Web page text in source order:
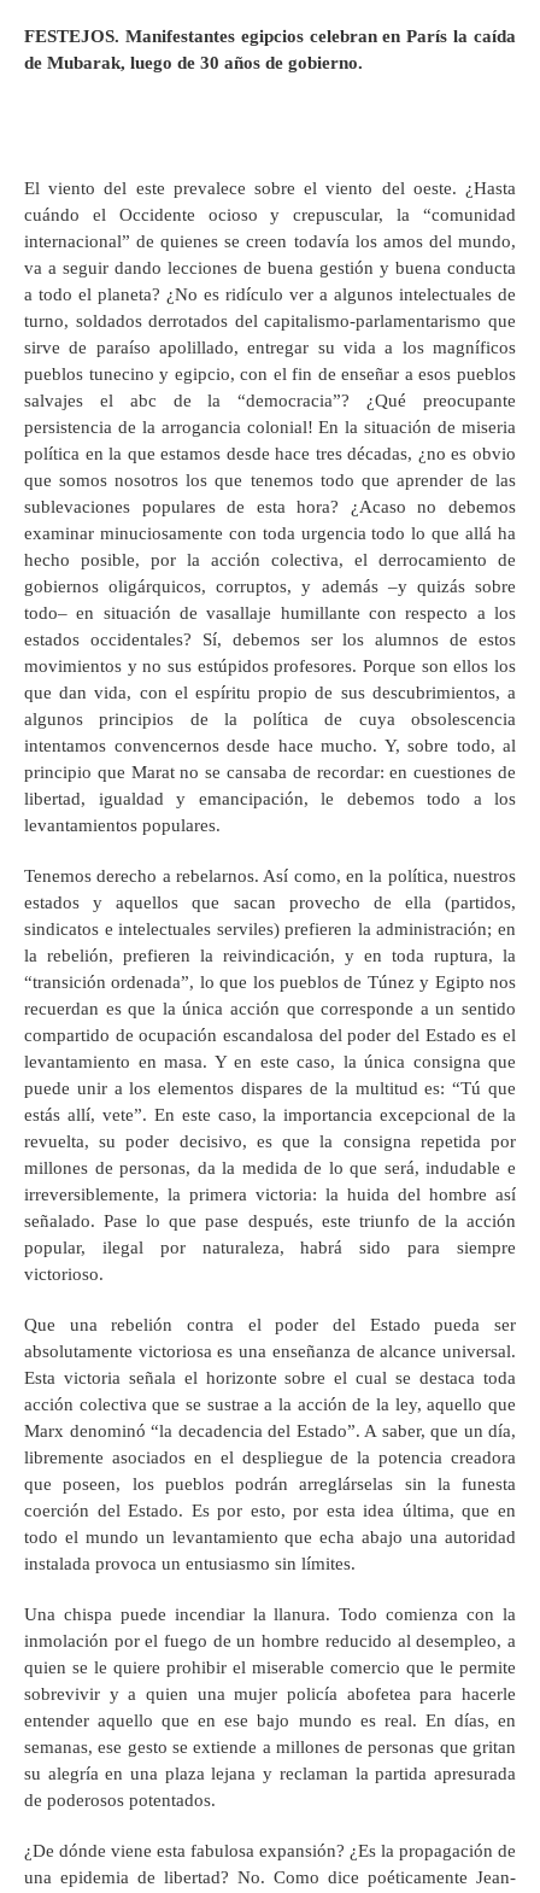
FESTEJOS. Manifestantes egipcios celebran en París la caída
de Mubarak, luego de 30 años de gobierno.
El viento del este prevalece sobre el viento del oeste. ¿Hasta
cuándo el Occidente ocioso y crepuscular, la “comunidad
internacional” de quienes se creen todavía los amos del mundo,
va a seguir dando lecciones de buena gestión y buena conducta
a todo el planeta? ¿No es ridículo ver a algunos intelectuales de
turno, soldados derrotados del capitalismo-parlamentarismo que
sirve de paraíso apolillado, entregar su vida a los magníficos
pueblos tunecino y egipcio, con el fin de enseñar a esos pueblos
salvajes el abc de la “democracia”? ¿Qué preocupante
persistencia de la arrogancia colonial! En la situación de miseria
política en la que estamos desde hace tres décadas, ¿no es obvio
que somos nosotros los que tenemos todo que aprender de las
sublevaciones populares de esta hora? ¿Acaso no debemos
examinar minuciosamente con toda urgencia todo lo que allá ha
hecho posible, por la acción colectiva, el derrocamiento de
gobiernos oligárquicos, corruptos, y además –y quizás sobre
todo– en situación de vasallaje humillante con respecto a los
estados occidentales? Sí, debemos ser los alumnos de estos
movimientos y no sus estúpidos profesores. Porque son ellos los
que dan vida, con el espíritu propio de sus descubrimientos, a
algunos principios de la política de cuya obsolescencia
intentamos convencernos desde hace mucho. Y, sobre todo, al
principio que Marat no se cansaba de recordar: en cuestiones de
libertad, igualdad y emancipación, le debemos todo a los
levantamientos populares.
Tenemos derecho a rebelarnos. Así como, en la política, nuestros
estados y aquellos que sacan provecho de ella (partidos,
sindicatos e intelectuales serviles) prefieren la administración; en
la rebelión, prefieren la reivindicación, y en toda ruptura, la
“transición ordenada”, lo que los pueblos de Túnez y Egipto nos
recuerdan es que la única acción que corresponde a un sentido
compartido de ocupación escandalosa del poder del Estado es el
levantamiento en masa. Y en este caso, la única consigna que
puede unir a los elementos dispares de la multitud es: “Tú que
estás allí, vete”. En este caso, la importancia excepcional de la
revuelta, su poder decisivo, es que la consigna repetida por
millones de personas, da la medida de lo que será, indudable e
irreversiblemente, la primera victoria: la huida del hombre así
señalado. Pase lo que pase después, este triunfo de la acción
popular, ilegal por naturaleza, habrá sido para siempre
victorioso.
Que una rebelión contra el poder del Estado pueda ser
absolutamente victoriosa es una enseñanza de alcance universal.
Esta victoria señala el horizonte sobre el cual se destaca toda
acción colectiva que se sustrae a la acción de la ley, aquello que
Marx denominó “la decadencia del Estado”. A saber, que un día,
libremente asociados en el despliegue de la potencia creadora
que poseen, los pueblos podrán arreglárselas sin la funesta
coerción del Estado. Es por esto, por esta idea última, que en
todo el mundo un levantamiento que echa abajo una autoridad
instalada provoca un entusiasmo sin límites.
Una chispa puede incendiar la llanura. Todo comienza con la
inmolación por el fuego de un hombre reducido al desempleo, a
quien se le quiere prohibir el miserable comercio que le permite
sobrevivir y a quien una mujer policía abofetea para hacerle
entender aquello que en ese bajo mundo es real. En días, en
semanas, ese gesto se extiende a millones de personas que gritan
su alegría en una plaza lejana y reclaman la partida apresurada
de poderosos potentados.
¿De dónde viene esta fabulosa expansión? ¿Es la propagación de
una epidemia de libertad? No. Como dice poéticamente Jean-